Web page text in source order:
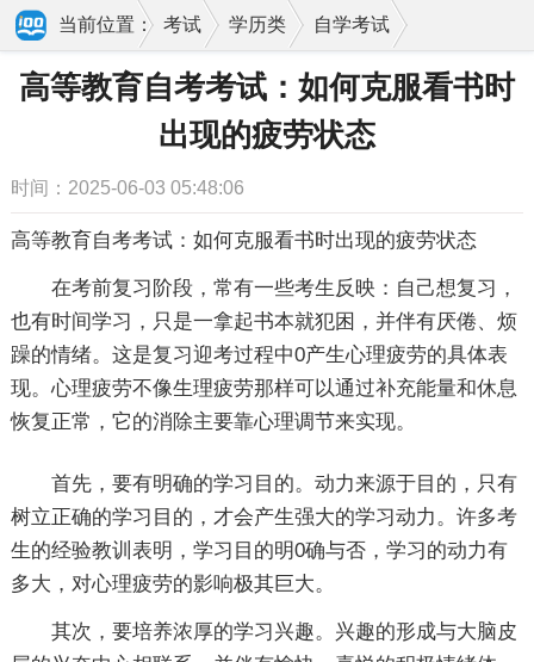
当前位置： 考试 学历类 自学考试
高等教育自考考试：如何克服看书时出现的疲劳
高等教育自考考试：如何克服看书时
出现的疲劳状态
时间：2025-06-03 05:48:06
高等教育自考考试：如何克服看书时出现的疲劳状态
在考前复习阶段，常有一些考生反映：自己想复习，
也有时间学习，只是一拿起书本就犯困，并伴有厌倦、烦
躁的情绪。这是复习迎考过程中0产生心理疲劳的具体表
现。心理疲劳不像生理疲劳那样可以通过补充能量和休息
恢复正常，它的消除主要靠心理调节来实现。
首先，要有明确的学习目的。动力来源于目的，只有
树立正确的学习目的，才会产生强大的学习动力。许多考
生的经验教训表明，学习目的明0确与否，学习的动力有
多大，对心理疲劳的影响极其巨大。
其次，要培养浓厚的学习兴趣。兴趣的形成与大脑皮